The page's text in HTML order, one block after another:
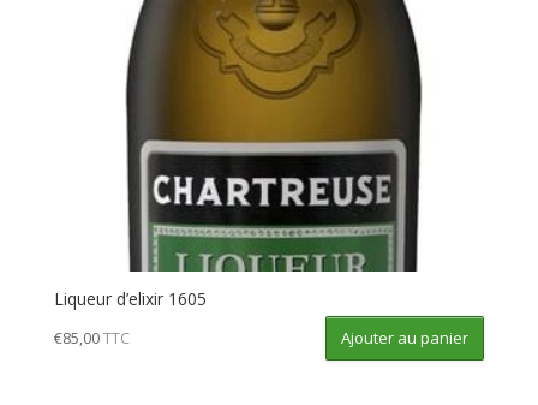
Liqueur d’elixir 1605
€85,00TTC Ajouter au panier